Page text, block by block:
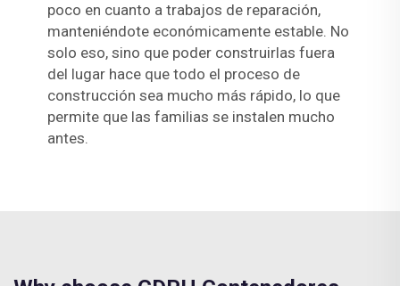
poco en cuanto a trabajos de reparación,
manteniéndote económicamente estable. No
solo eso, sino que poder construirlas fuera
del lugar hace que todo el proceso de
construcción sea mucho más rápido, lo que
permite que las familias se instalen mucho
antes.